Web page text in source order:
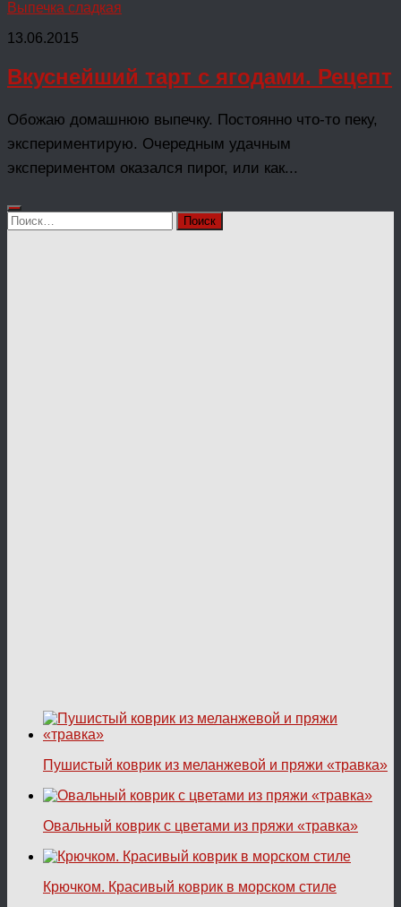
Выпечка сладкая
13.06.2015
Вкуснейший тарт с ягодами. Рецепт
Обожаю домашнюю выпечку. Постоянно что-то пеку,
экспериментирую. Очередным удачным
экспериментом оказался пирог, или как...
Найти:
Пушистый коврик из меланжевой и пряжи «травка»
Овальный коврик с цветами из пряжи «травка»
Крючком. Красивый коврик в морском стиле